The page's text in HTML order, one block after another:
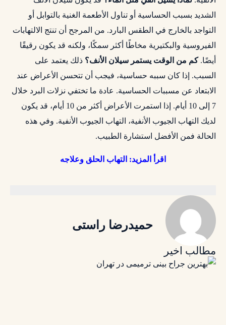
حمیدرضا راستی
مطالب اخیر
الشديد بسبب الحساسية أو تناول الأطعمة الغنية بالتوابل أو
التواجد بالخارج في الطقس البارد. من المرجح أن تنتج الالتهابات
الفيروسية والبكتيرية مخاطًا أكثر سمكًا، ولكنه قد يكون رقيقًا
أيضًا.كم من الوقت يستمر سيلان الأنف؟ ذلك يعتمد على
السبب. إذا كان سببه حساسية، فيجب أن تتحسن الأعراض عند
الابتعاد عن مسببات الحساسية. عادة ما تختفي نزلات البرد خلال
7 إلى 10 أيام. إذا استمرت الأعراض أكثر من 10 أيام، قد يكون
لديك التهاب الجيوب الأنفية، التهاب الجيوب الأنفية. وفي هذه
الحالة فمن الأفضل استشارة الطبيب.
اقرأ المزيد: التهاب الحلق وعلاجه